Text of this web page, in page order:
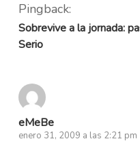
Pingback:
Sobrevive a la jornada:
Serio
eMeBe
enero 31, 2009 a las 2:21 pm